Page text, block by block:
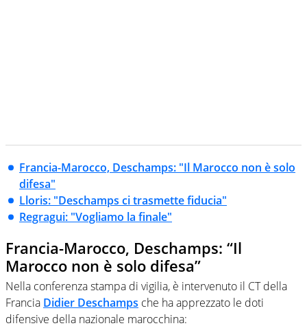
Francia-Marocco, Deschamps: "Il Marocco non è solo
difesa"
Lloris: "Deschamps ci trasmette fiducia"
Regragui: "Vogliamo la finale"
Francia-Marocco, Deschamps: “Il
Marocco non è solo difesa”
Nella conferenza stampa di vigilia, è intervenuto il CT della
Francia Didier Deschamps che ha apprezzato le doti
difensive della nazionale marocchina: